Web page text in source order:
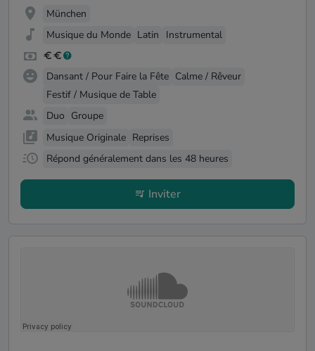
München
Musique du Monde Latin Instrumental
Dansant / Pour Faire la Fête Calme / Rêveur
Festif / Musique de Table
Duo Groupe
Musique Originale Reprises
Répond généralement dans les 48 heures
Inviter